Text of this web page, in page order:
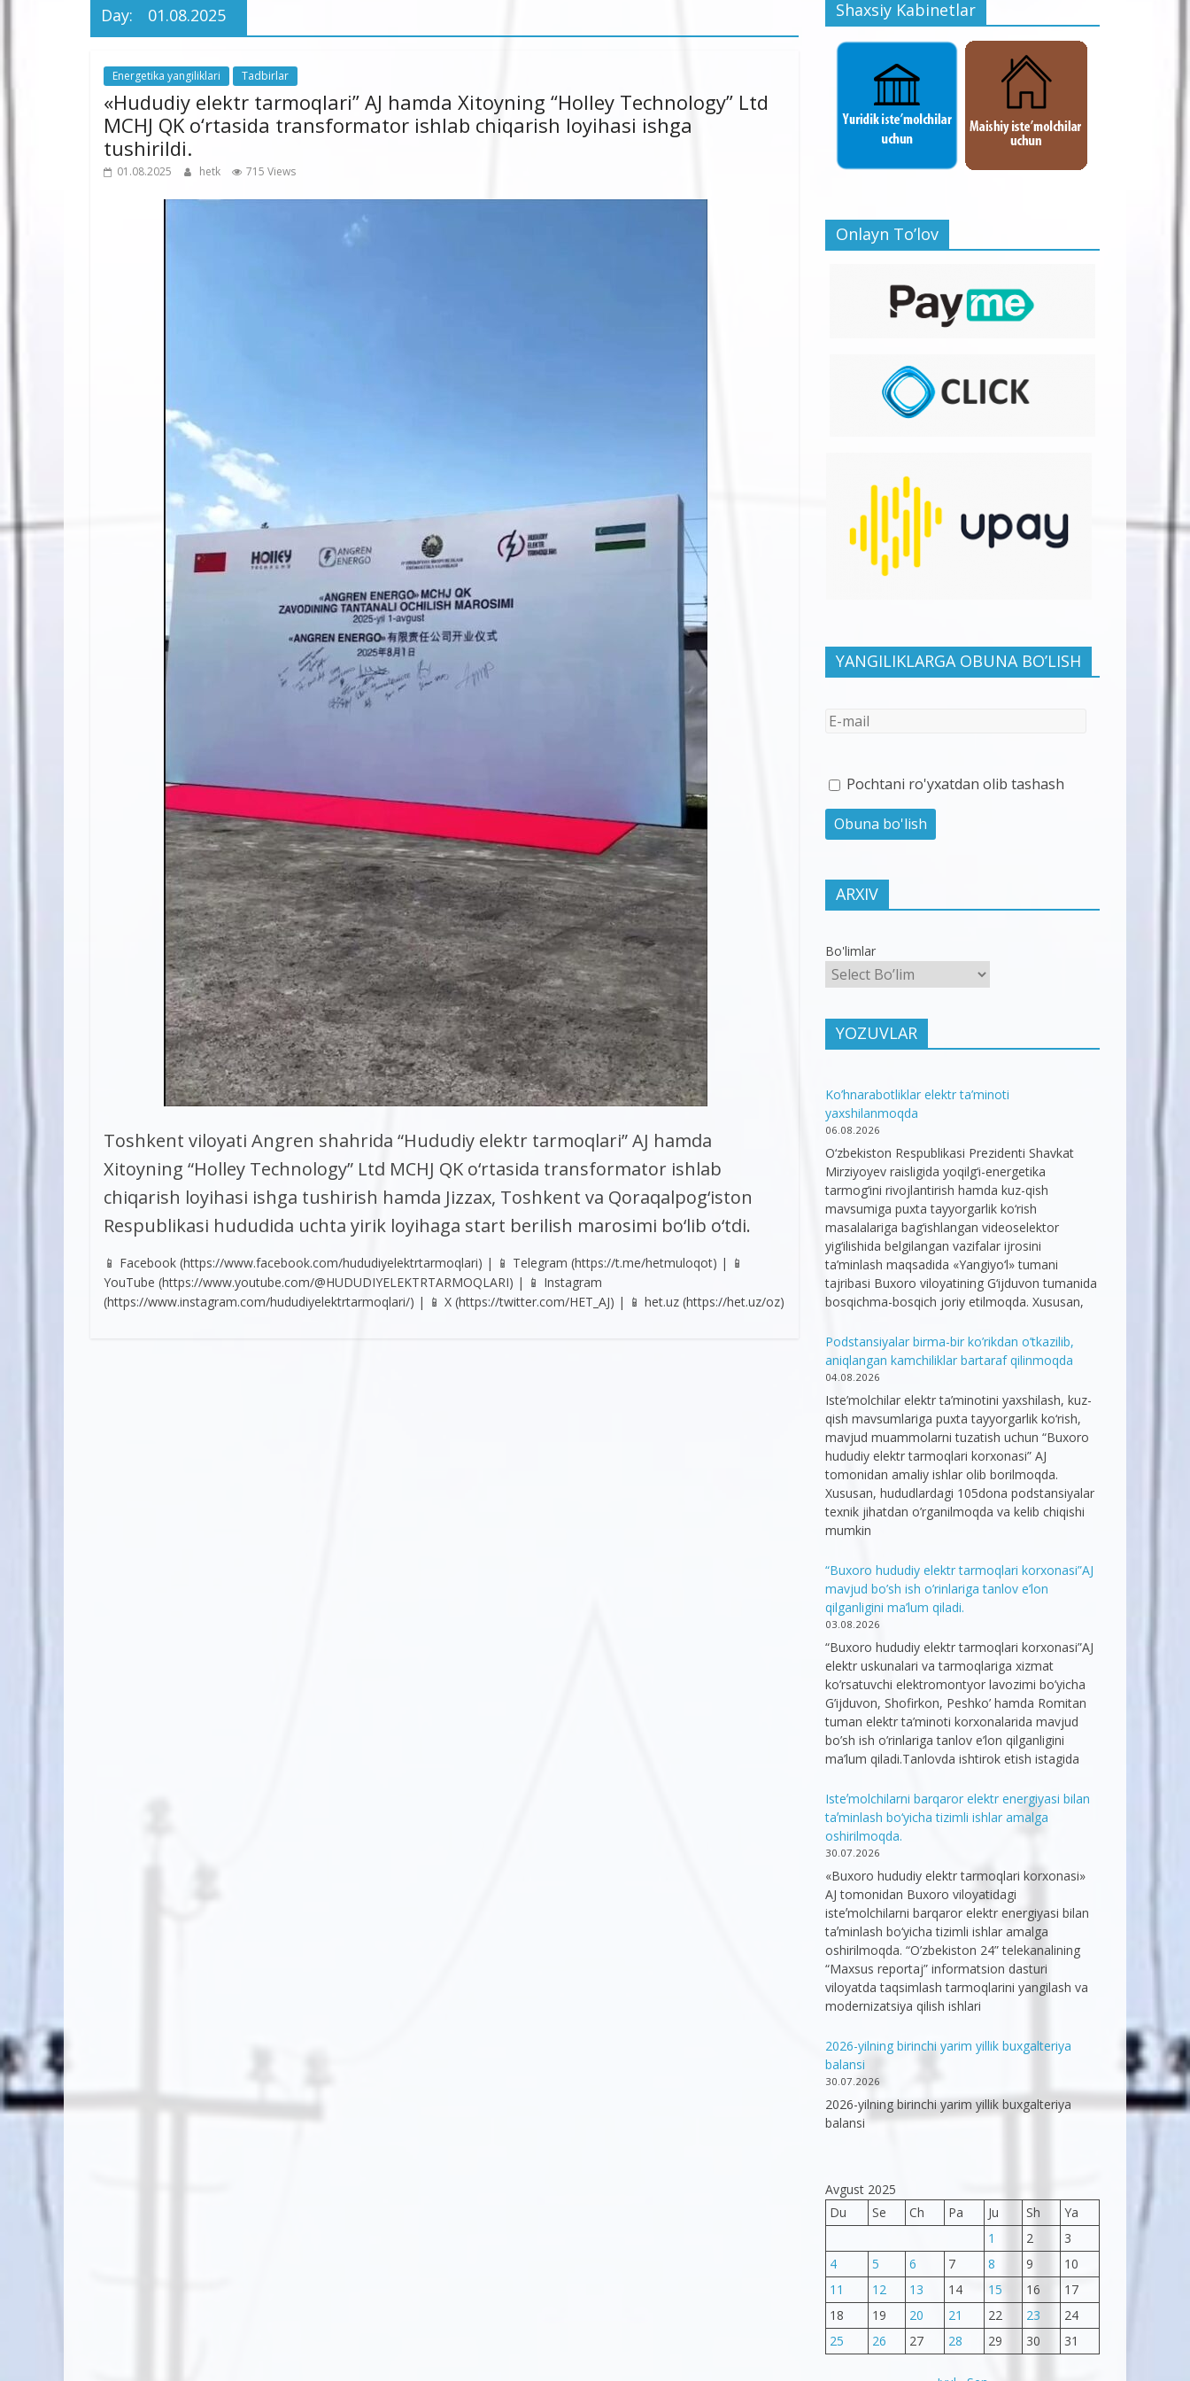
Day: 01.08.2025
Energetika yangiliklari Tadbirlar
«Hududiy elektr tarmoqlari” AJ hamda Xitoyning “Holley Technology” Ltd
MCHJ QK o‘rtasida transformator ishlab chiqarish loyihasi ishga
tushirildi.
01.08.2025 hetk 715 Views
Toshkent viloyati Angren shahrida “Hududiy elektr tarmoqlari” AJ hamda
Xitoyning “Holley Technology” Ltd MCHJ QK o‘rtasida transformator ishlab
chiqarish loyihasi ishga tushirish hamda Jizzax, Toshkent va Qoraqalpog‘iston
Respublikasi hududida uchta yirik loyihaga start berilish marosimi bo‘lib o‘tdi.
📱 Facebook (https://www.facebook.com/hududiyelektrtarmoqlari) | 📱 Telegram (https://t.me/hetmuloqot) | 📱
YouTube (https://www.youtube.com/@HUDUDIYELEKTRTARMOQLARI) | 📱 Instagram
(https://www.instagram.com/hududiyelektrtarmoqlari/) | 📱 X (https://twitter.com/HET_AJ) | 📱 het.uz (https://het.uz/oz)
Shaxsiy Kabinetlar
Onlayn To’lov
YANGILIKLARGA OBUNA BO’LISH
Pochtani ro'yxatdan olib tashash
ARXIV
Bo'limlar
YOZUVLAR
Ko’hnarabotliklar elektr ta’minoti
yaxshilanmoqda
06.08.2026
O‘zbekiston Respublikasi Prezidenti Shavkat
Mirziyoyev raisligida yoqilg‘i-energetika
tarmog‘ini rivojlantirish hamda kuz-qish
mavsumiga puxta tayyorgarlik ko‘rish
masalalariga bag‘ishlangan videoselektor
yig‘ilishida belgilangan vazifalar ijrosini
ta’minlash maqsadida «Yangiyo‘l» tumani
tajribasi Buxoro viloyatining G‘ijduvon tumanida
bosqichma-bosqich joriy etilmoqda. Xususan,
Podstansiyalar birma-bir ko’rikdan o’tkazilib,
aniqlangan kamchiliklar bartaraf qilinmoqda
04.08.2026
Iste’molchilar elektr ta’minotini yaxshilash, kuz-
qish mavsumlariga puxta tayyorgarlik ko‘rish,
mavjud muammolarni tuzatish uchun “Buxoro
hududiy elektr tarmoqlari korxonasi” AJ
tomonidan amaliy ishlar olib borilmoqda.
Xususan, hududlardagi 105dona podstansiyalar
texnik jihatdan o’rganilmoqda va kelib chiqishi
mumkin
“Buxoro hududiy elektr tarmoqlari korxonasi”AJ
mavjud bo’sh ish o’rinlariga tanlov e’lon
qilganligini ma’lum qiladi.
03.08.2026
“Buxoro hududiy elektr tarmoqlari korxonasi”AJ
elektr uskunalari va tarmoqlariga xizmat
ko’rsatuvchi elektromontyor lavozimi bo’yicha
G’ijduvon, Shofirkon, Peshko’ hamda Romitan
tuman elektr ta’minoti korxonalarida mavjud
bo’sh ish o’rinlariga tanlov e’lon qilganligini
ma’lum qiladi.Tanlovda ishtirok etish istagida
Isteʼmolchilarni barqaror elektr energiyasi bilan
taʼminlash bo‘yicha tizimli ishlar amalga
oshirilmoqda.
30.07.2026
«Buxoro hududiy elektr tarmoqlari korxonasi»
AJ tomonidan Buxoro viloyatidagi
isteʼmolchilarni barqaror elektr energiyasi bilan
taʼminlash bo‘yicha tizimli ishlar amalga
oshirilmoqda. “O’zbekiston 24” telekanalining
“Maxsus reportaj” informatsion dasturi
viloyatda taqsimlash tarmoqlarini yangilash va
modernizatsiya qilish ishlari
2026-yilning birinchi yarim yillik buxgalteriya
balansi
30.07.2026
2026-yilning birinchi yarim yillik buxgalteriya
balansi
Avgust 2025
Du
Se Ch Pa Ju Sh
Ya
1
2
3
4
5 6 7 8 9
10
11
12 13 14 15 16
17
18
19 20 21 22 23
24
25
26 27 28 29 30 31